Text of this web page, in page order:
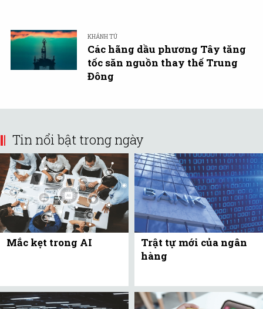
KHÁNH TÚ
Các hãng dầu phương Tây tăng
tốc săn nguồn thay thế Trung
Đông
Tin nổi bật trong ngày
Mắc kẹt trong AI
Trật tự mới của ngân
hàng